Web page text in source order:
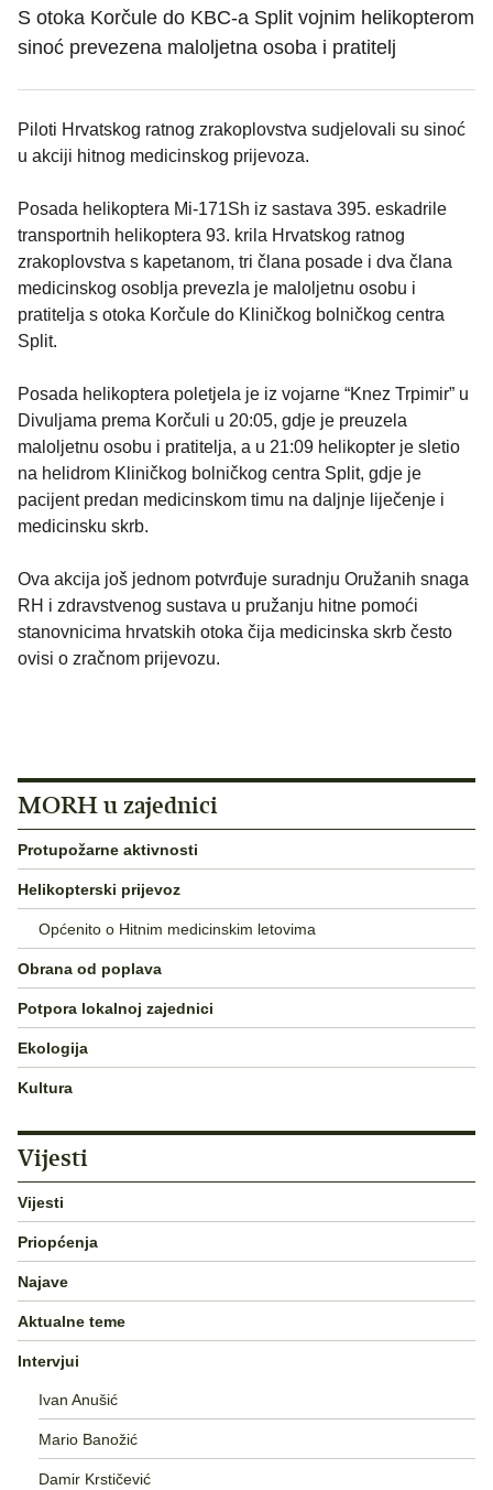
S otoka Korčule do KBC-a Split vojnim helikopterom
sinoć prevezena maloljetna osoba i pratitelj
Piloti Hrvatskog ratnog zrakoplovstva sudjelovali su sinoć
u akciji hitnog medicinskog prijevoza.
Posada helikoptera Mi-171Sh iz sastava 395. eskadrile
transportnih helikoptera 93. krila Hrvatskog ratnog
zrakoplovstva s kapetanom, tri člana posade i dva člana
medicinskog osoblja prevezla je maloljetnu osobu i
pratitelja s otoka Korčule do Kliničkog bolničkog centra
Split.
Posada helikoptera poletjela je iz vojarne “Knez Trpimir” u
Divuljama prema Korčuli u 20:05, gdje je preuzela
maloljetnu osobu i pratitelja, a u 21:09 helikopter je sletio
na helidrom Kliničkog bolničkog centra Split, gdje je
pacijent predan medicinskom timu na daljnje liječenje i
medicinsku skrb.
Ova akcija još jednom potvrđuje suradnju Oružanih snaga
RH i zdravstvenog sustava u pružanju hitne pomoći
stanovnicima hrvatskih otoka čija medicinska skrb često
ovisi o zračnom prijevozu.
MORH u zajednici
Protupožarne aktivnosti
Helikopterski prijevoz
Općenito o Hitnim medicinskim letovima
Obrana od poplava
Potpora lokalnoj zajednici
Ekologija
Kultura
Vijesti
Vijesti
Priopćenja
Najave
Aktualne teme
Intervjui
Ivan Anušić
Mario Banožić
Damir Krstičević